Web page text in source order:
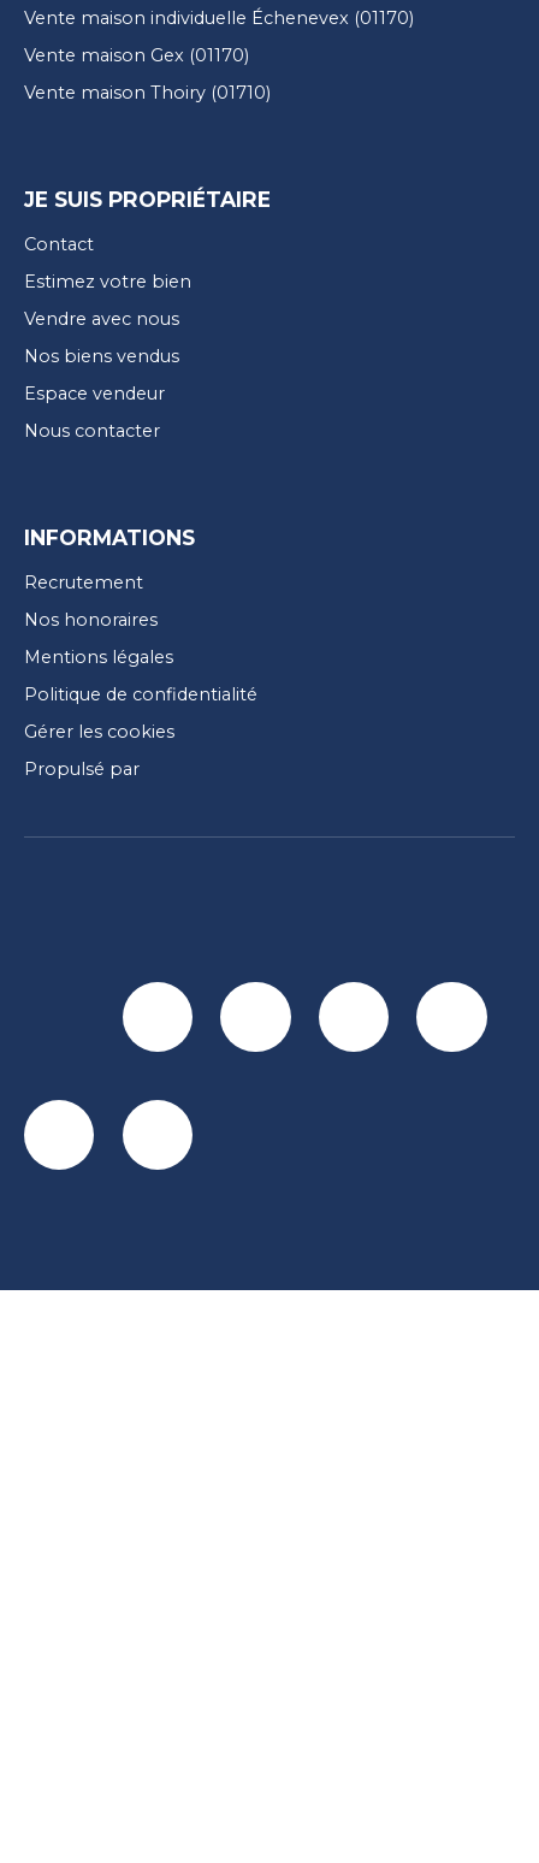
Vente maison individuelle Échenevex (01170)
Vente maison Gex (01170)
Vente maison Thoiry (01710)
JE SUIS PROPRIÉTAIRE
Contact
Estimez votre bien
Vendre avec nous
Nos biens vendus
Espace vendeur
Nous contacter
INFORMATIONS
Recrutement
Nos honoraires
Mentions légales
Politique de confidentialité
Gérer les cookies
Propulsé par